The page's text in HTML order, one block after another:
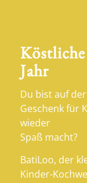
Köstliche
Jahr
Du bist auf
Geschenk für
wieder
Spaß macht?
BatiLoo, der
Kinder-